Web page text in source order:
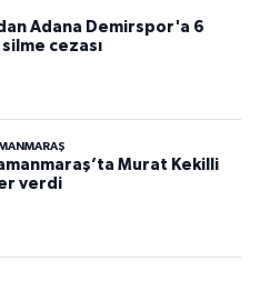
Adana Demirspor'a 6
cezası
Murat Kekilli
verdi